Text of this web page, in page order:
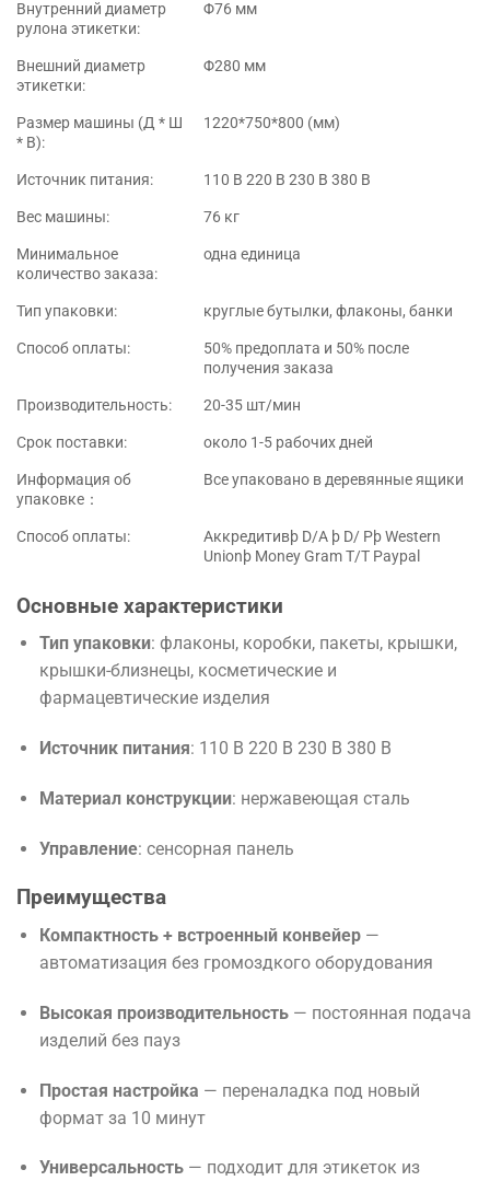
Внутренний диаметр
рулона этикетки:
Φ76 мм
Внешний диаметр
этикетки:
Φ280 мм
Размер машины (Д * Ш
* В):
1220*750*800 (мм)
Источник питания:
110 В 220 В 230 В 380 В
Вес машины:
76 кг
Минимальное
количество заказа:
одна единица
Тип упаковки:
круглые бутылки, флаконы, банки
Способ оплаты:
50% предоплата и 50% после
получения заказа
Производительность:
20-35 шт/мин
Срок поставки:
около 1-5 рабочих дней
Информация об
упаковке：
Все упаковано в деревянные ящики
Способ оплаты:
Аккредитивþ D/A þ D/ Pþ Western
Unionþ Money Gram T/T Paypal
Основные характеристики
Тип упаковки: флаконы, коробки, пакеты, крышки,
крышки-близнецы, косметические и
фармацевтические изделия
Источник питания: 110 В 220 В 230 В 380 В
Материал конструкции: нержавеющая сталь
Управление: сенсорная панель
Преимущества
Компактность + встроенный конвейер—
автоматизация без громоздкого оборудования
Высокая производительность— постоянная подача
изделий без пауз
Простая настройка — переналадка под новый
формат за 10 минут
Универсальность— подходит для этикеток из